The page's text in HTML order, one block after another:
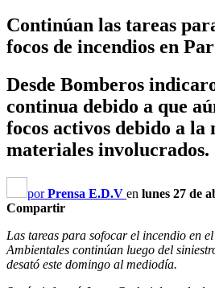
Continúan las tareas
focos de incendios en
Desde Bomberos
continua debido a que
focos activos debido a la
materiales involucrados.
porPrensa E.D.V en lunes 27 de
Compartir
Las tareas para sofocar el incendio en
Ambientales continúan luego del
desató este domingo al mediodía.